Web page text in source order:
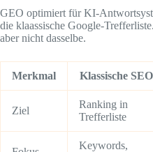
GEO optimiert für KI-
die klaassische Google-
aber nicht dasselbe.
Merkmal Klassische SEO
Ziel
Ranking in
Trefferliste
Keywords,